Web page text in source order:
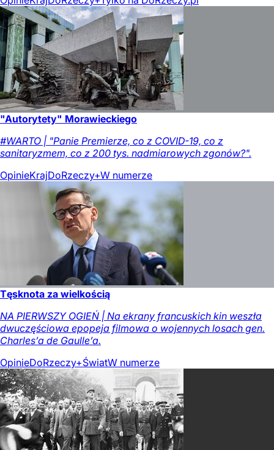
"Autorytety" Morawieckiego
#WARTO | "Panie Premierze, co z COVID-19, co z
sanitaryzmem, co z 200 tys. nadmiarowych zgonów?".
OpinieKrajDoRzeczy+W numerze
Tęsknota za wielkością
NA PIERWSZY OGIEŃ | Na ekrany francuskich kin weszła
dwuczęściowa epopeja filmowa o wojennych losach gen.
Charles’a de Gaulle’a.
OpinieDoRzeczy+ŚwiatW numerze